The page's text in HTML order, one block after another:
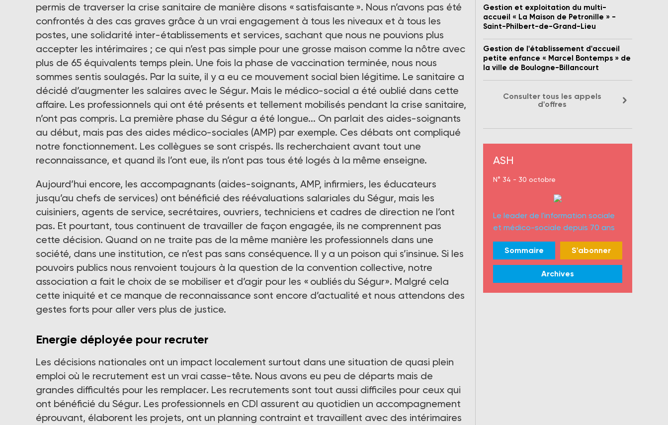
permis de traverser la crise sanitaire de manière disons « satisfaisante ». Nous n’avons pas été
confrontés à des cas graves grâce à un vrai engagement à tous les niveaux et à tous les
postes, une solidarité inter-établissements et services, sachant que nous ne pouvions plus
accepter les intérimaires ; ce qui n’est pas simple pour une grosse maison comme la nôtre avec
plus de 65 équivalents temps plein. Une fois la phase de vaccination terminée, nous nous
sommes sentis soulagés. Par la suite, il y a eu ce mouvement social bien légitime. Le sanitaire a
décidé d’augmenter les salaires avec le Ségur. Mais le médico-social a été oublié dans cette
affaire. Les professionnels qui ont été présents et tellement mobilisés pendant la crise sanitaire,
n’ont pas compris. La première phase du Ségur a été longue... On parlait des aides-soignants
au début, mais pas des aides médico-sociales (AMP) par exemple. Ces débats ont compliqué
notre fonctionnement. Les collègues se sont crispés. Ils recherchaient avant tout une
reconnaissance, et quand ils l’ont eue, ils n’ont pas tous été logés à la même enseigne.
Aujourd’hui encore, les accompagnants (aides-soignants, AMP, infirmiers, les éducateurs
jusqu’au chefs de services) ont bénéficié des réévaluations salariales du Ségur, mais les
cuisiniers, agents de service, secrétaires, ouvriers, techniciens et cadres de direction ne l’ont
pas. Et pourtant, tous continuent de travailler de façon engagée, ils ne comprennent pas
cette décision. Quand on ne traite pas de la même manière les professionnels dans une
société, dans une institution, ce n’est pas sans conséquence. Il y a un poison qui s’insinue. Si les
pouvoirs publics nous renvoient toujours à la question de la convention collective, notre
association a fait le choix de se mobiliser et d’agir pour les « oubliés du Ségur». Malgré cela
cette iniquité et ce manque de reconnaissance sont encore d’actualité et nous attendons des
gestes forts pour aller vers plus de justice.
Energie déployée pour recruter
Les décisions nationales ont un impact localement surtout dans une situation de quasi plein
emploi où le recrutement est un vrai casse-tête. Nous avons eu peu de départs mais de
grandes difficultés pour les remplacer. Les recrutements sont tout aussi difficiles pour ceux qui
ont bénéficié du Ségur. Les professionnels en CDI assurent au quotidien un accompagnement
éprouvant, élaborent les projets, ont un planning contraint et travaillent avec des intérimaires
Gestion et exploitation du multi-
accueil « La Maison de Petronille » -
Saint-Philbert-de-Grand-Lieu
Gestion de l'établissement d'accueil
petite enfance « Marcel Bontemps » de
la ville de Boulogne-Billancourt
Consulter tous les appels
d'offres
ASH
N° 34 - 30 octobre
Le leader de l'information sociale
et médico-sociale depuis 70 ans
Sommaire S'abonner
Archives